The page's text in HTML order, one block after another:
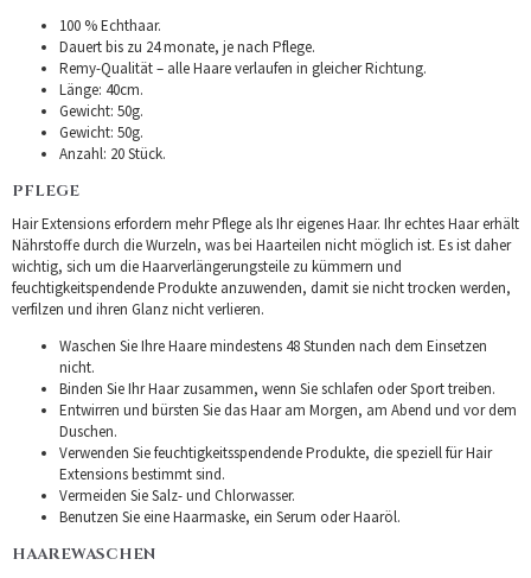
100 % Echthaar.
Dauert bis zu 24 monate, je nach Pflege.
Remy-Qualität – alle Haare verlaufen in gleicher Richtung.
Länge: 40cm.
Gewicht: 50g.
Gewicht: 50g.
Anzahl: 20 Stück.
PFLEGE
Hair Extensions erfordern mehr Pflege als Ihr eigenes Haar. Ihr echtes Haar erhält
Nährstoffe durch die Wurzeln, was bei Haarteilen nicht möglich ist. Es ist daher
wichtig, sich um die Haarverlängerungsteile zu kümmern und
feuchtigkeitspendende Produkte anzuwenden, damit sie nicht trocken werden,
verfilzen und ihren Glanz nicht verlieren.
Waschen Sie Ihre Haare mindestens 48 Stunden nach dem Einsetzen
nicht.
Binden Sie Ihr Haar zusammen, wenn Sie schlafen oder Sport treiben.
Entwirren und bürsten Sie das Haar am Morgen, am Abend und vor dem
Duschen.
Verwenden Sie feuchtigkeitsspendende Produkte, die speziell für Hair
Extensions bestimmt sind.
Vermeiden Sie Salz- und Chlorwasser.
Benutzen Sie eine Haarmaske, ein Serum oder Haaröl.
HAAREWASCHEN